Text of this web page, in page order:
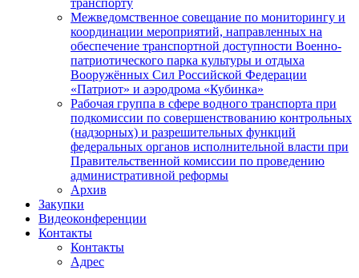
транспорту
Межведомственное совещание по мониторингу и
координации мероприятий, направленных на
обеспечение транспортной доступности Военно-
патриотического парка культуры и отдыха
Вооружённых Сил Российской Федерации
«Патриот» и аэродрома «Кубинка»
Рабочая группа в сфере водного транспорта при
подкомиссии по совершенствованию контрольных
(надзорных) и разрешительных функций
федеральных органов исполнительной власти при
Правительственной комиссии по проведению
административной реформы
Архив
Закупки
Видеоконференции
Контакты
Контакты
Адрес